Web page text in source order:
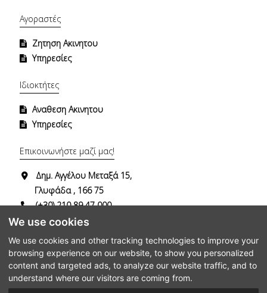
We use cookies
We use cookies and other tracking technologies to improve your
browsing experience on our website, to show you personalized
content and targeted ads, to analyze our website traffic, and to
understand where our visitors are coming from.
Αγοραστές
Ζητηση Ακινητου
Υπηρεσίες
Ιδιοκτήτες
Αναθεση Ακινητου
Υπηρεσίες
Επικοινωνήστε μαζί μας!
Δημ. Αγγέλου Μεταξά 15,
Γλυφάδα , 166 75
(+30) 210 89 47 000
(+30) 694 74 29 482
info@dgrealestate.gr